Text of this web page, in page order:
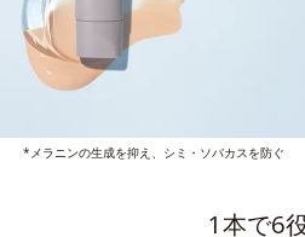
*メラニンの生成を抑え、シミ・ソバカスを防ぐ
1本で6